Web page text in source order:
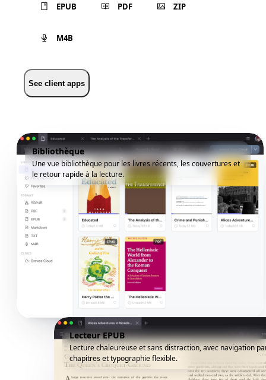
EPUB PDF ZIP
M4B
See client apps
Bibliothèque
Une vue bibliothèque pour les livres récents, les couvertures et
le retour rapide à la lecture.
Lecteur EPUB
Lecture chaleureuse et sans distraction, avec navigation
chapitres et typographie flexible.